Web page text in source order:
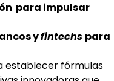
para impulsar
yfintechs para
establecer fórmulas